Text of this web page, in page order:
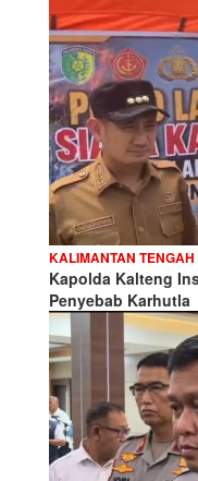
KALIMANTAN TENGAH
Kapolda Kalteng
Penyebab Karhutla